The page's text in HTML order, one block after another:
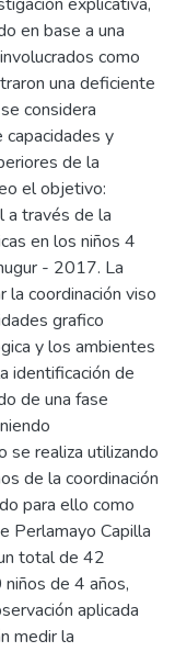
en base a una
como
una deficiente
considera
y
de la
el objetivo:
a través de la
en los niños 4
- 2017. La
la coordinación viso
grafico
y los ambientes
identificación de
de una fase
se realiza utilizando
de la coordinación
para ello como
Perlamayo Capilla
total de 42
de 4 años,
aplicada
medir la